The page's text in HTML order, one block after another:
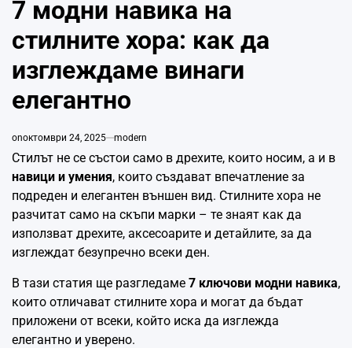
7 модни навика на
стилните хора: как да
изглеждаме винаги
елегантно
onоктомври 24, 2025 modern
Стилът не се състои само в дрехите, които носим, а и в
навици и умения, които създават впечатление за
подреден и елегантен външен вид. Стилните хора не
разчитат само на скъпи марки – те знаят как да
използват дрехите, аксесоарите и детайлите, за да
изглеждат безупречно всеки ден.
В тази статия ще разгледаме 7 ключови модни навика,
които отличават стилните хора и могат да бъдат
приложени от всеки, който иска да изглежда
елегантно и уверено.